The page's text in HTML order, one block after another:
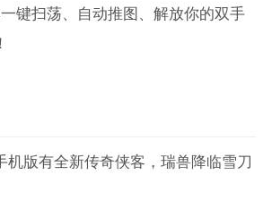
键扫荡、自动推图、解放你的双手
机版有全新传奇侠客，瑞兽降临雪刀